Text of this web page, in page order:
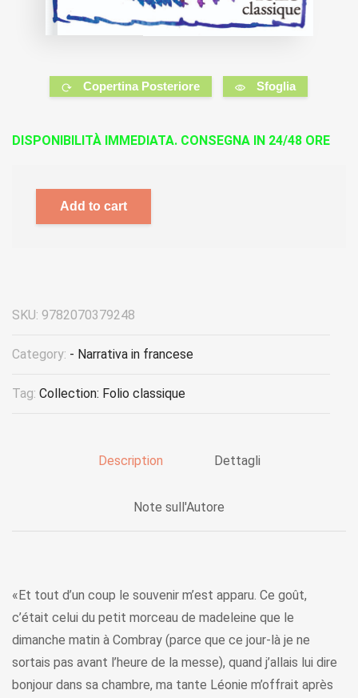
Copertina Posteriore Sfoglia
DISPONIBILITÀ IMMEDIATA. CONSEGNA IN 24/48 ORE
Add to cart
SKU: 9782070379248
Category: - Narrativa in francese
Tag: Collection: Folio classique
Description Dettagli
Note sull'Autore
«Et tout d’un coup le souvenir m’est apparu. Ce goût,
c’était celui du petit morceau de madeleine que le
dimanche matin à Combray (parce que ce jour-là je ne
sortais pas avant l’heure de la messe), quand j’allais lui dire
bonjour dans sa chambre, ma tante Léonie m’offrait après